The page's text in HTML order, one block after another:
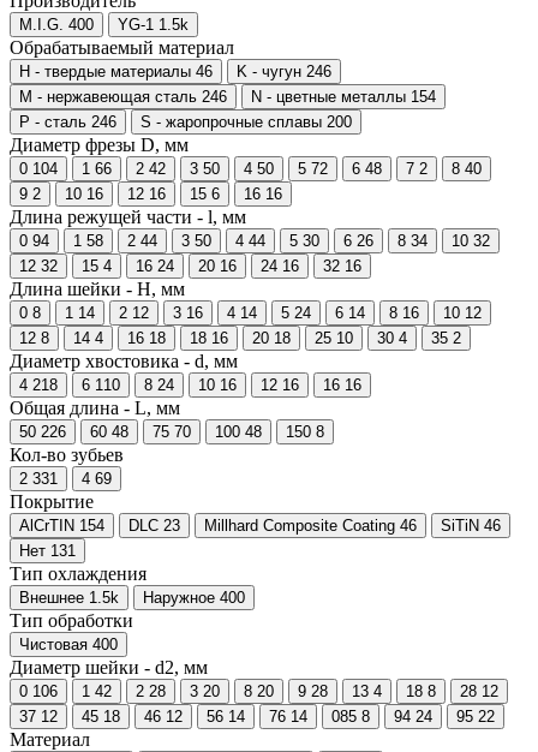
M.I.G. 400 YG-1 1.5k
Обрабатываемый материал
H - твердые материалы 46 K - чугун 246
M - нержавеющая сталь 246 N - цветные металлы 154
P - сталь 246 S - жаропрочные сплавы 200
Диаметр фрезы D, мм
0 104 1 66 2 42 3 50 4 50 5 72 6 48 7 2 8 40
9 2 10 16 12 16 15 6 16 16
Длина режущей части - l, мм
0 94 1 58 2 44 3 50 4 44 5 30 6 26 8 34 10 32
12 32 15 4 16 24 20 16 24 16 32 16
Длина шейки - H, мм
0 8 1 14 2 12 3 16 4 14 5 24 6 14 8 16 10 12
12 8 14 4 16 18 18 16 20 18 25 10 30 4 35 2
Диаметр хвостовика - d, мм
4 218 6 110 8 24 10 16 12 16 16 16
Общая длина - L, мм
50 226 60 48 75 70 100 48 150 8
Кол-во зубьев
2 331 4 69
Покрытие
AlCrTIN 154 DLC 23 Millhard Composite Coating 46 SiTiN 46
Нет 131
Тип охлаждения
Внешнее 1.5k Наружное 400
Тип обработки
Чистовая 400
Диаметр шейки - d2, мм
0 106 1 42 2 28 3 20 8 20 9 28 13 4 18 8 28 12
37 12 45 18 46 12 56 14 76 14 085 8 94 24 95 22
Материал